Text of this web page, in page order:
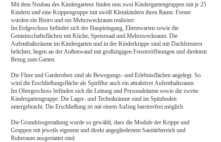
Mit dem Neubau des Kindergartens finden nun zwei Kindergartengruppen mit je 25
Kindern und eine Krippengruppe mit zwölf Kleinkindern ihren Raum. Ferner
wurden ein Bistro und ein Mehrzweckraum realisiert.
Im Erdgeschoss befindet sich der Haupteingang, Elternwarten sowie die
Gemeinschaftsflächen mit Küche, Speisesaal und Mehrzweckraum. Die
Aufenthaltsräume im Kindergarten und in der Kinderkrippe sind mit Dachfenstern
belichtet, liegen an der Außenwand mit großzügigen Fensteröffnungen und direktem
Bezug zum Garten.
Die Flure und Garderoben sind als Bewegungs- und Erlebnisflächen angelegt. So
wird die Erschließungsfläche als Spielflur auch ein attraktiver Aufenthaltsraum.
Im Obergeschoss befinden sich die Leitung und Personalräume sowie die zweite
Kindergartengruppe. Die Lager- und Technikräume sind im Spitzboden
untergebracht. Die Erschließung ist mit einem Aufzug barrierefrei möglich.
Die Grundrissgestaltung wurde so gewählt, dass die Module der Krippe und
Gruppen mit jeweils eigenem und direkt angegliedertem Sanitärbereich und
Ruheraum ausgestattet sind.